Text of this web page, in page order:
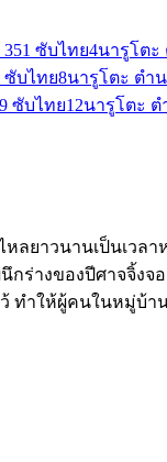
ซับไทย4นารูโตะ
ซับไทย8นารูโตะ ตำ
ซับไทย12นารูโตะ
ลยาวนานเป็นเวล
างของปีศาจจิ้งจ
ทำให้ผู้คนในหมู่บ้า